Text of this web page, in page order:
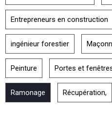
Entrepreneurs en construction
ingénieur forestier
Peinture Portes et
Ramonage Récupération,